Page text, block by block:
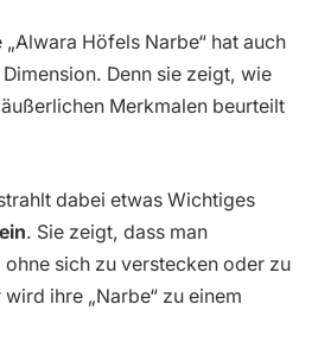
Höfels Narbe“ hat auch
Denn sie zeigt, wie
Merkmalen beurteilt
dabei etwas Wichtiges
. Sie zeigt, dass man
sich zu verstecken oder zu
ihre „Narbe“ zu einem